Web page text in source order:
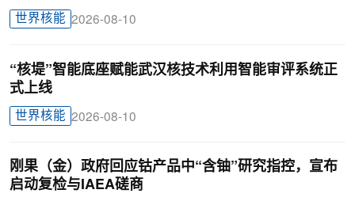
世界核能 2026-08-10
“核堤”智能底座赋能武汉核技术利用智能审评系统正
式上线
世界核能 2026-08-10
刚果（金）政府回应钴产品中“含铀”研究指控，宣布
启动复检与IAEA磋商